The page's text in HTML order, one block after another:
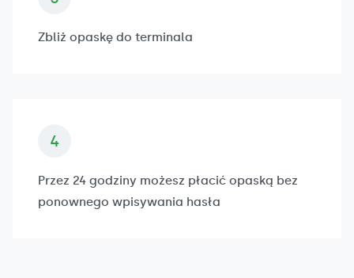
Zbliż opaskę do terminala
Przez 24 godziny możesz płacić opaską bez
ponownego wpisywania hasła